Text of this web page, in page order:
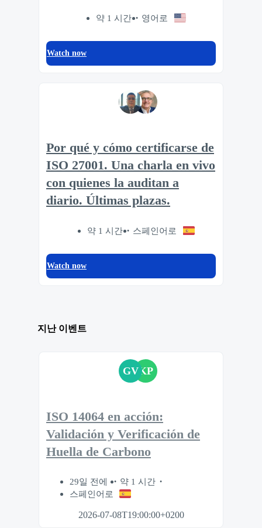
약 1 시간 영어로
Watch now
Por qué y cómo certificarse de
ISO 27001. Una charla en vivo
con quienes la auditan a
diario. Últimas plazas.
약 1 시간 스페인어로
Watch now
지난 이벤트
GVKP
ISO 14064 en acción:
Validación y Verificación de
Huella de Carbono
29일 전에
약 1 시간
스페인어로
2026-07-08T19:00:00+0200